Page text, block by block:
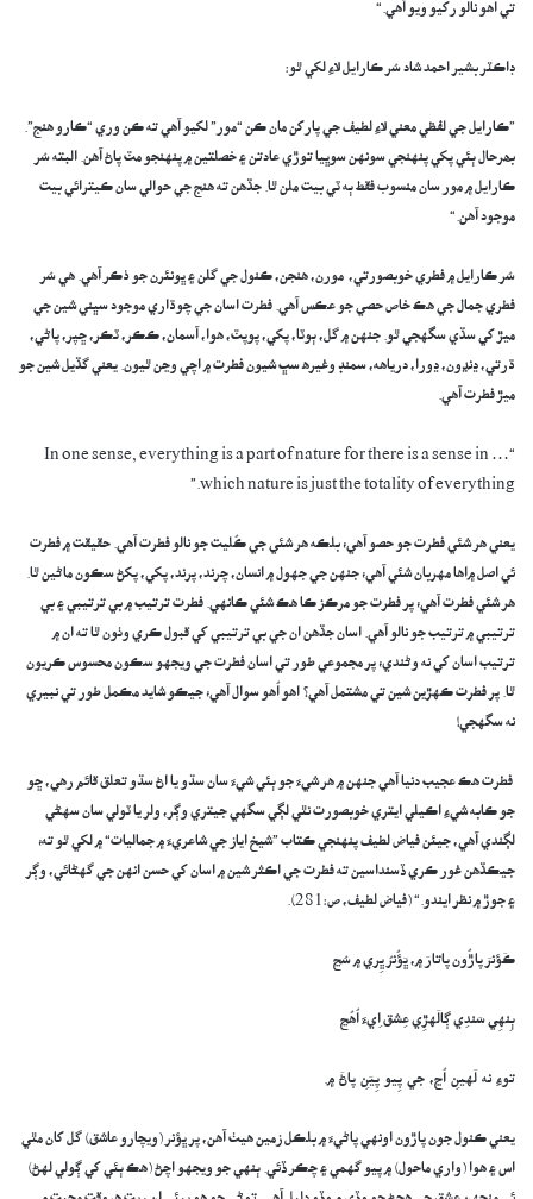
تي اهو نالو رکيو ويو آهي.“
ڊاڪٽر بشير احمد شاد سُر ڪارايل لاءِ لکي ٿو:
”ڪارايل جي لفظي معني لاءِ لطيف جي پارکن مان ڪن “مور” لکيو آهي ته ڪن وري “ڪارو هنج”.
بھرحال ٻئي پکي پنهنجي سونهن سوڀيا توڙي عادتن ۽ خصلتين ۾ پنهنجو مٽ پاڻ آهن. البته سُر
ڪارايل ۾ مور سان منسوب فقط ٻه ٽي بيت ملن ٿا. جڏهن ته هنج جي حوالي سان ڪيترائي بيت
موجود آهن.“
سُر ڪارايل ۾ فطري خوبصورتي، مورن، هنجن، ڪنول جي گلن ۽ ڀونئرن جو ذڪر آهي. هي سُر
فطري جمال جي هڪ خاص حصي جو عڪس آهي. فطرت اسان جي چوڌاري موجود سڀني شين جي
ميڙ کي سڏي سگهجي ٿو. جنهن ۾ گل، ٻوٽا، پکي، پوپٽ، هوا، آسمان، ڪڪر، ٽڪر، ڇپر، پاڻي،
ڌرتي، ڍنڍون، ڍورا، درياهه، سمنڊ وغيره سڀ شيون فطرت ۾ اچي وڃن ٿيون. يعني گڏيل شين جو
ميڙ فطرت آهي.
“… In one sense, everything is a part of nature for there is a sense in
which nature is just the totality of everything.”
يعني هر شئي فطرت جو حصو آهي؛ بلڪه هر شئي جي ڪُليت جو نالو فطرت آهي. حقيقت ۾ فطرت
ئي اصل ۾اها مهربان شئي آهي؛ جنهن جي جهول ۾ انسان، چرند، پرند، پکي، پکڻ سڪون ماڻين ٿا.
هر شئي فطرت آهي؛ پر فطرت جو مرڪز ڪا هڪ شئي ڪانهي. فطرت ترتيب ۾ بي ترتيبي ۽ بي
ترتيبي ۾ ترتيب جو نالو آهي. اسان جڏهن ان جي بي ترتيبي کي قبول ڪري وٺون ٿا ته ان ۾
ترتيب اسان کي نه وڻندي؛ پر مجموعي طور تي اسان فطرت جي ويجهو سڪون محسوس ڪريون
ٿا. پر فطرت ڪهڙين شين تي مشتمل آهي؟ اهو اُهو سوال آهي؛ جيڪو شايد مڪمل طور تي نبيري
نه سگهجي!
فطرت هڪ عجيب دنيا آهي جنهن ۾ هر شيءَ جو ٻئي شيءَ سان سڌو يا اڻ سڌو تعلق قائم رهي، ڇو
جو ڪابه شيءِ اڪيلي ايتري خوبصورت نٿي لڳي سگهي جيتري وڳر، ولر يا ٽولي سان سهڻي
لڳندي آهي، جيئن فياض لطيف پنهنجي ڪتاب ”شيخ اياز جي شاعريءَ ۾ جماليات“ ۾ لکي ٿو ته؛
جيڪڏهن غور ڪري ڏسنداسين ته فطرت جي اڪثر شين ۾ اسان کي حسن انهن جي گهڻائي، وڳر
۽ جوڙ ۾ نظر ايندو.“ (فياض لطيف، ص:281).
ڪَؤنرَ پاڙُون پاتارَ ۾، ڀَؤُنرُ ڀِري ۾ سُڃ
ٻِنهِي سَندِي ڳالَهڙِي عِشق اِيءَ اُهُڃ
توءِ نه لَهينِ اُڃ، جي پِيو پِيَنِ پاڻَ ۾.
يعني ڪنول جون پاڙون اونهي پاڻيءَ ۾ بلڪل زمين هيٺ آهن، پر ڀؤنر (ويچارو عاشق) گل کان مٿي
اس ۽ هوا (واري ماحول) ۾ پيو گهمي ۽ چڪر ڏئي. ٻنهي جو ويجهو اچڻ (هڪ ٻئي کي ڳولي لهڻ)